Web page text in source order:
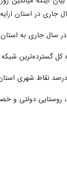
و ۲۰ هزار شناسنامه جدید در
کل گسترده‌ترین